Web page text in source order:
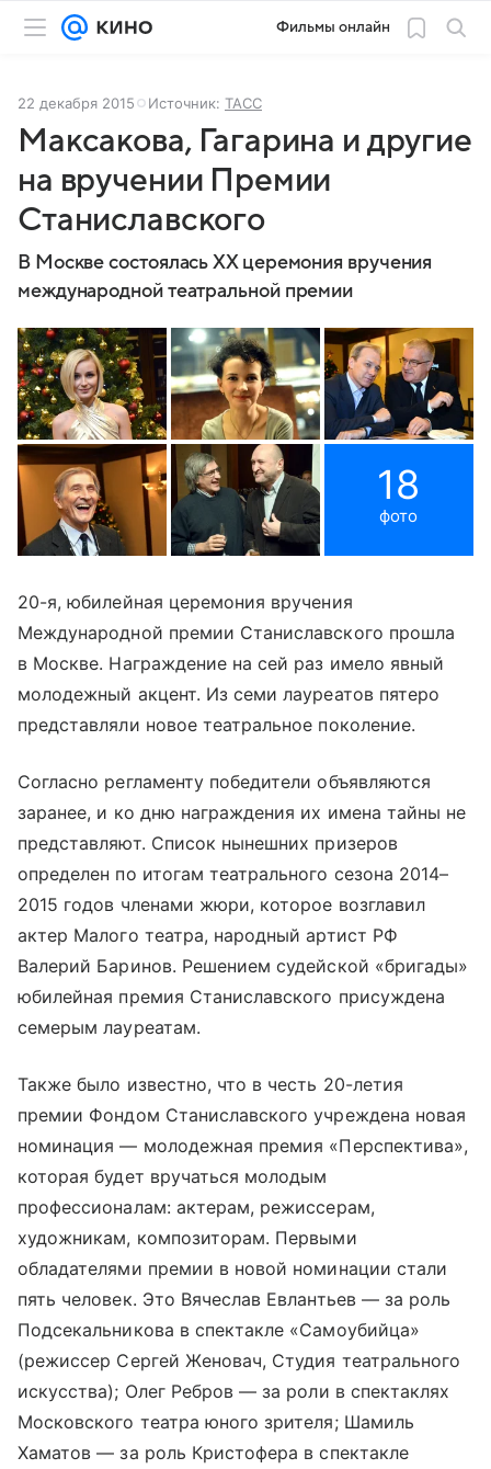
Фильмы онлайн
22 декабря 2015 Источник: ТАСС
Максакова, Гагарина и другие
на вручении Премии
Станиславского
В Москве состоялась XX церемония вручения
международной театральной премии
18
фото
20-я, юбилейная церемония вручения
Международной премии Станиславского прошла
в Москве. Награждение на сей раз имело явный
молодежный акцент. Из семи лауреатов пятеро
представляли новое театральное поколение.
Согласно регламенту победители объявляются
заранее, и ко дню награждения их имена тайны не
представляют. Список нынешних призеров
определен по итогам театрального сезона 2014–
2015 годов членами жюри, которое возглавил
актер Малого театра, народный артист РФ
Валерий Баринов. Решением судейской «бригады»
юбилейная премия Станиславского присуждена
семерым лауреатам.
Также было известно, что в честь 20-летия
премии Фондом Станиславского учреждена новая
номинация — молодежная премия «Перспектива»,
которая будет вручаться молодым
профессионалам: актерам, режиссерам,
художникам, композиторам. Первыми
обладателями премии в новой номинации стали
пять человек. Это Вячеслав Евлантьев — за роль
Подсекальникова в спектакле «Самоубийца»
(режиссер Сергей Женовач, Студия театрального
искусства); Олег Ребров — за роли в спектаклях
Московского театра юного зрителя; Шамиль
Хаматов — за роль Кристофера в спектакле